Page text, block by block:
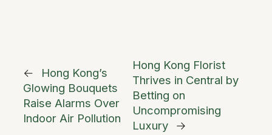
←
Hong Kong’s
Glowing Bouquets
Raise Alarms Over
Indoor Air Pollution
Hong Kong Florist
Thrives in Central by
Betting on
Uncompromising
Luxury
→